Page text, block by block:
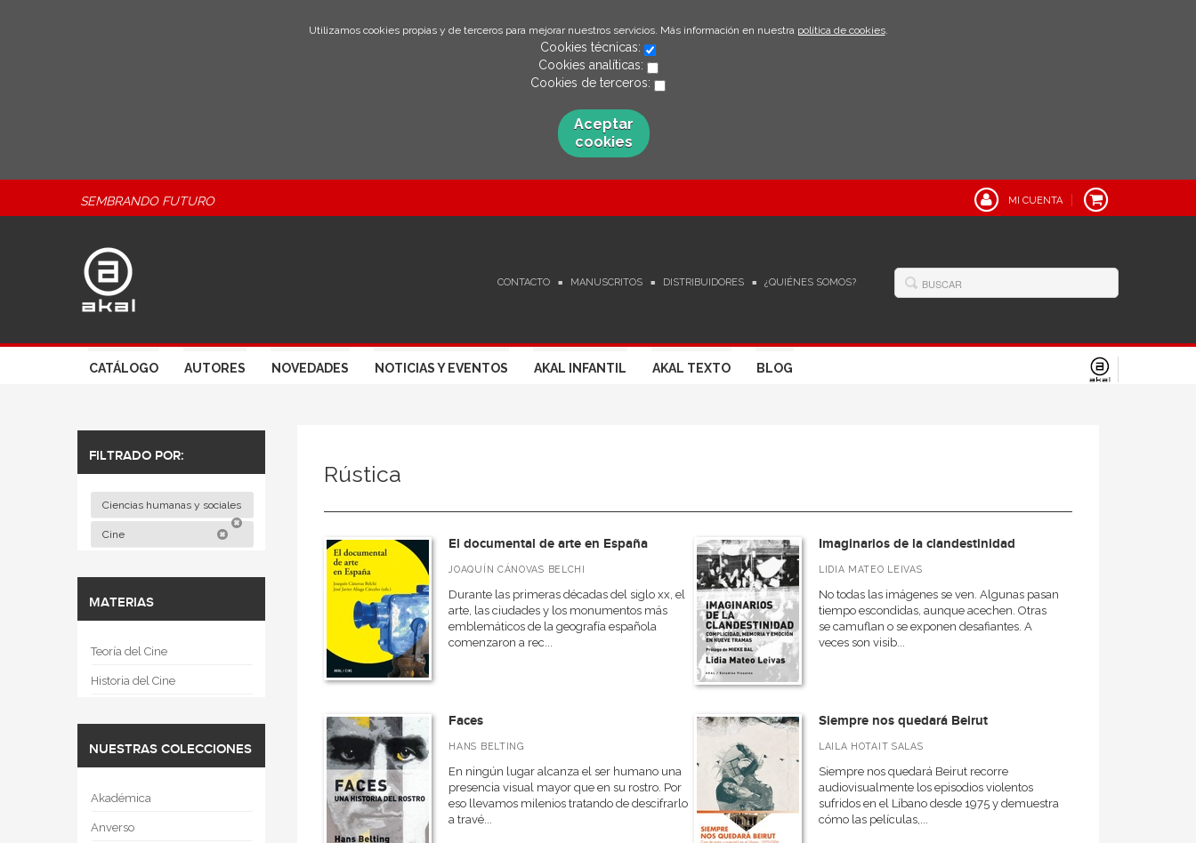
Utilizamos cookies propias y de terceros para mejorar nuestros servicios. Más información en nuestra política de cookies.
Cookies técnicas:
Cookies analíticas:
Cookies de terceros:
Aceptar
cookies
SEMBRANDO FUTURO MI CUENTA
CONTACTO MANUSCRITOS DISTRIBUIDORES ¿QUIÉNES SOMOS?
CATÁLOGO AUTORES NOVEDADES NOTICIAS Y EVENTOS AKAL INFANTIL AKAL TEXTO BLOG
FILTRADO POR:
Ciencias humanas y sociales
Cine
MATERIAS
Teoría del Cine
Historia del Cine
NUESTRAS COLECCIONES
Akadémica
Anverso
Rústica
El documental de arte en España
JOAQUÍN CÁNOVAS BELCHI
Durante las primeras décadas del siglo xx, el
arte, las ciudades y los monumentos más
emblemáticos de la geografía española
comenzaron a rec...
Imaginarios de la clandestinidad
LIDIA MATEO LEIVAS
No todas las imágenes se ven. Algunas pasan
tiempo escondidas, aunque acechen. Otras
se camuflan o se exponen desafiantes. A
veces son visib...
Faces
HANS BELTING
En ningún lugar alcanza el ser humano una
presencia visual mayor que en su rostro. Por
eso llevamos milenios tratando de descifrarlo
a travé...
Siempre nos quedará Beirut
LAILA HOTAIT SALAS
Siempre nos quedará Beirut recorre
audiovisualmente los episodios violentos
sufridos en el Líbano desde 1975 y demuestra
cómo las películas,...